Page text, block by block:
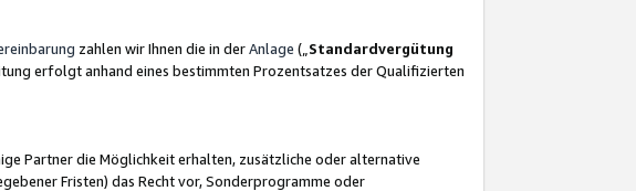
zahlen wir Ihnen die in derAnlage („ Standardvergütung
erfolgt anhand eines bestimmten Prozentsatzes der Qualifizierten
Partner die Möglichkeit erhalten, zusätzliche oder alternative
Fristen) das Recht vor, Sonderprogramme oder